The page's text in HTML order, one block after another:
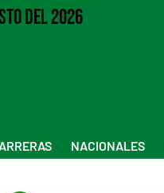
del 2026
NACIONALES